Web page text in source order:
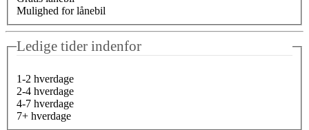
Mulighed for lånebil
Ledige tider indenfor
1-2 hverdage
2-4 hverdage
4-7 hverdage
7+ hverdage